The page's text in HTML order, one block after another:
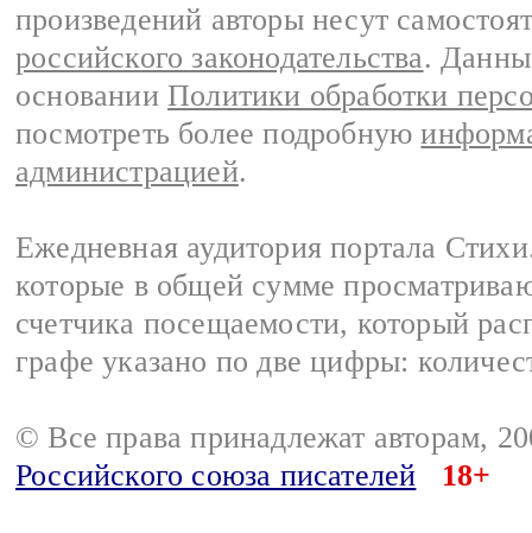
произведений авторы несут
российского законодательства.
основании Политики обработки
посмотреть более подробную
администрацией.
Ежедневная аудитория портала
которые в общей сумме
счетчика посещаемости, который
графе указано по две цифры:
© Все права принадлежат авторам,
Российского союза писателей
18+